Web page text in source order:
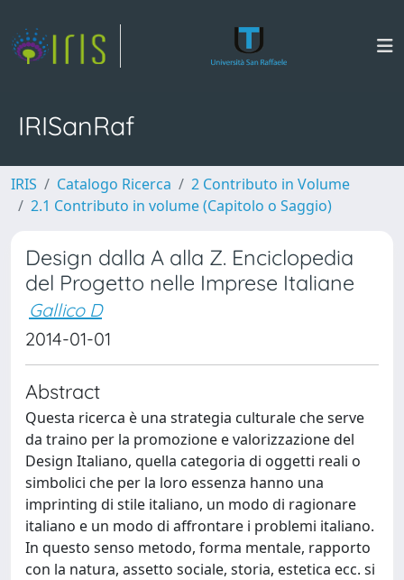
IRISanRaf
IRIS Catalogo Ricerca
2 Contributo in Volume
2.1 Contributo in volume (Capitolo o Saggio)
Design dalla A alla Z. Enciclopedia
del Progetto nelle Imprese Italiane
Gallico D
2014-01-01
Abstract
Questa ricerca è una strategia culturale che serve
da traino per la promozione e valorizzazione del
Design Italiano, quella categoria di oggetti reali o
simbolici che per la loro essenza hanno una
imprinting di stile italiano, un modo di ragionare
italiano e un modo di affrontare i problemi italiano.
In questo senso metodo, forma mentale, rapporto
con la natura, assetto sociale, storia, estetica ecc. si